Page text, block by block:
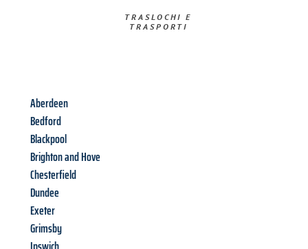
TRASLOCHI E
TRASPORTI​
Aberdeen
Bedford
Blackpool
Brighton and Hove
Chesterfield
Dundee
Exeter
Grimsby